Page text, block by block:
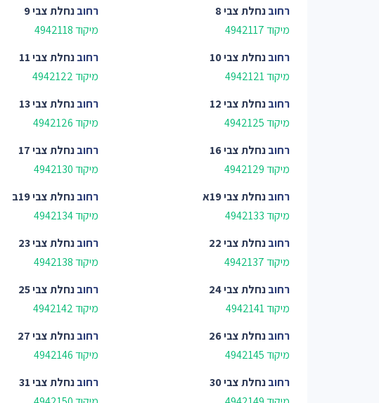
רחובנחלת צבי 8
מיקוד 4942117
רחובנחלת צבי 9
מיקוד 4942118
רחובנחלת צבי 10
מיקוד 4942121
רחובנחלת צבי 11
מיקוד 4942122
רחובנחלת צבי 12
מיקוד 4942125
רחובנחלת צבי 13
מיקוד 4942126
רחובנחלת צבי 16
מיקוד 4942129
רחובנחלת צבי 17
מיקוד 4942130
רחובנחלת צבי 19א
מיקוד 4942133
רחובנחלת צבי 19ב
מיקוד 4942134
רחובנחלת צבי 22
מיקוד 4942137
רחובנחלת צבי 23
מיקוד 4942138
רחובנחלת צבי 24
מיקוד 4942141
רחובנחלת צבי 25
מיקוד 4942142
רחובנחלת צבי 26
מיקוד 4942145
רחובנחלת צבי 27
מיקוד 4942146
רחובנחלת צבי 30
רחובנחלת צבי 31